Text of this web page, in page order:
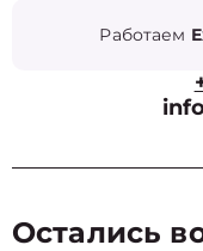
Работаем
Остались